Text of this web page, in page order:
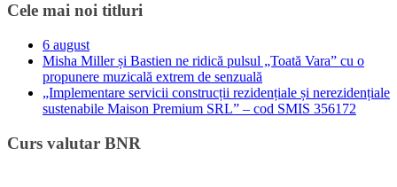
Cele mai noi titluri
6 august
Misha Miller și Bastien ne ridică pulsul „Toată Vara” cu o
propunere muzicală extrem de senzuală
„Implementare servicii construcții rezidențiale și nerezidențiale
sustenabile Maison Premium SRL” – cod SMIS 356172
Curs valutar BNR